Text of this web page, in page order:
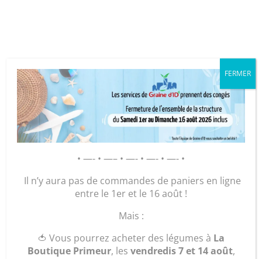
GRAINE D’ID – Régie de Quartiers
de la Roche-sur-Yon
AGIR POUR ET AVEC LES
La
Conciergerie
• —- • —– • —- • —- • —- •
Il n’y aura pas de commandes de paniers en ligne
entre le 1er et le 16 août !
Mais :
🍅 Vous pourrez acheter des légumes à La
Boutique Primeur, les vendredis 7 et 14 août,
FERMER